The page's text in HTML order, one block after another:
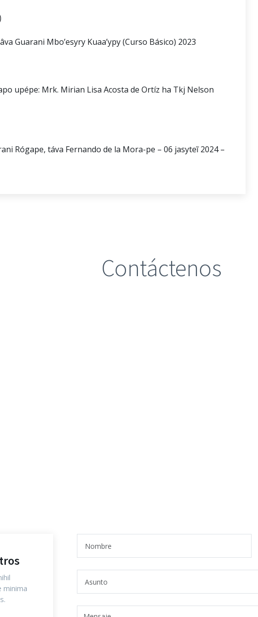
Guarani Mbo’esyry Kuaa’ypy (Curso Básico) 2023
upépe: Mrk. Mirian Lisa Acosta de Ortíz ha Tkj Nelson
Rógape, táva Fernando de la Mora-pe – 06 jasyteĩ 2024 –
Contáctenos